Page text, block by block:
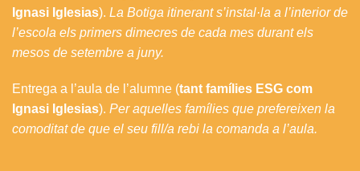
Ignasi Iglesias). La Botiga itinerant s’instal·la a l’interior de
l’escola els primers dimecres de cada mes durant els
mesos de setembre a juny.
Entrega a l’aula de l’alumne (tant famílies ESG com
Ignasi Iglesias). Per aquelles famílies que prefereixen la
comoditat de que el seu fill/a rebi la comanda a l’aula.